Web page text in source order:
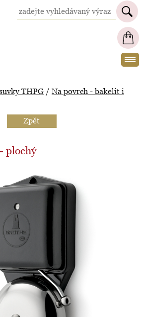
THPG / Na povrch - bakelit i
Zpět
plochý